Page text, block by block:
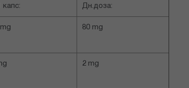
капс: Дн.доза:
80 mg
2 mg